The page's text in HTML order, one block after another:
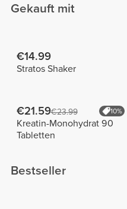
Gekauft mit
€14.99
Stratos Shaker
€21.59€23.99 10%
Kreatin-Monohydrat 90
Tabletten
Bestseller